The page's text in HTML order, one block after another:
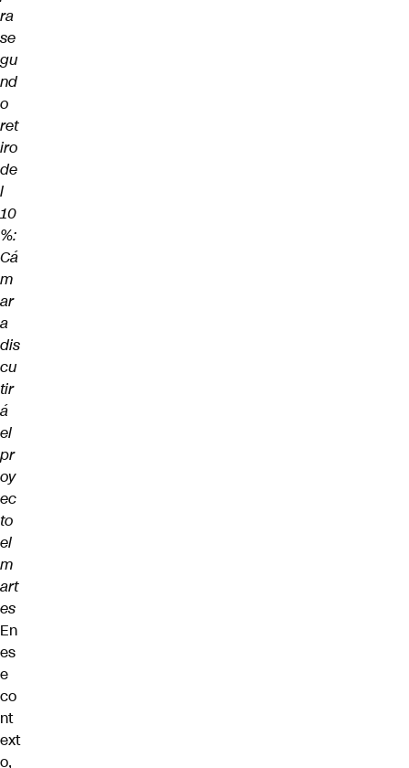
ra
se
gu
nd
o
ret
iro
de
l
10
%:
Cá
m
ar
a
dis
cu
tir
á
el
pr
oy
ec
to
el
m
art
es
En
es
e
co
nt
ext
o,